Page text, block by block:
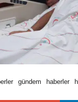
gündem haberler